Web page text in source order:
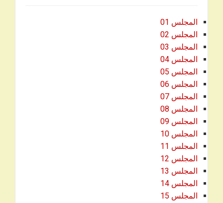
المجلس 01
المجلس 02
المجلس 03
المجلس 04
المجلس 05
المجلس 06
المجلس 07
المجلس 08
المجلس 09
المجلس 10
المجلس 11
المجلس 12
المجلس 13
المجلس 14
المجلس 15